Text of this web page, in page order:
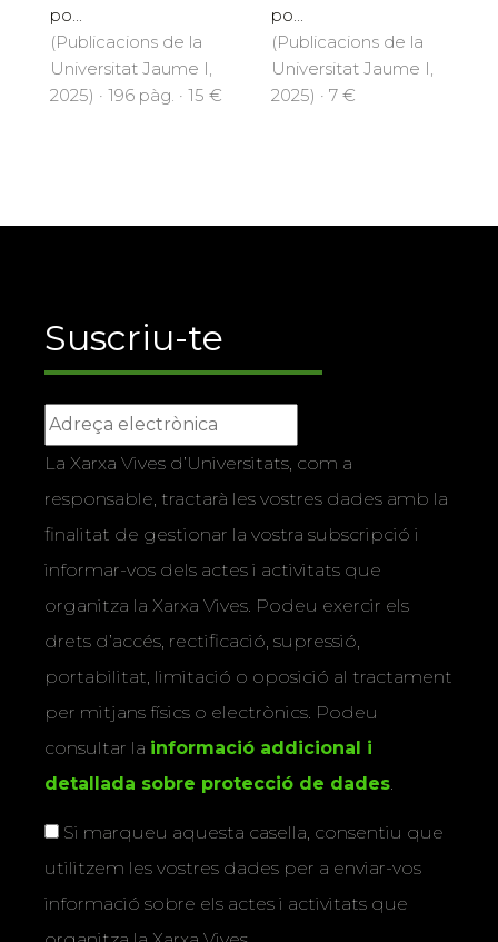
po...
(Publicacions de la
Universitat Jaume I,
2025) · 196 pàg. · 15 €
po...
(Publicacions de la
Universitat Jaume I,
2025) · 7 €
Suscriu-te
La Xarxa Vives d’Universitats, com a
responsable, tractarà les vostres dades amb la
finalitat de gestionar la vostra subscripció i
informar-vos dels actes i activitats que
organitza la Xarxa Vives. Podeu exercir els
drets d’accés, rectificació, supressió,
portabilitat, limitació o oposició al tractament
per mitjans físics o electrònics. Podeu
consultar la informació addicional i
detallada sobre protecció de dades
Si marqueu aquesta casella, consentiu que
utilitzem les vostres dades per a enviar-vos
informació sobre els actes i activitats que